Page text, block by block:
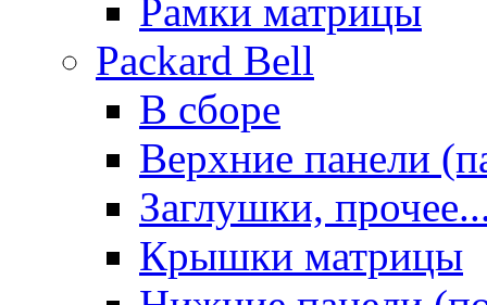
Рамки матрицы
Packard Bell
В сборе
Верхние панели
Заглушки,
Крышки матрицы